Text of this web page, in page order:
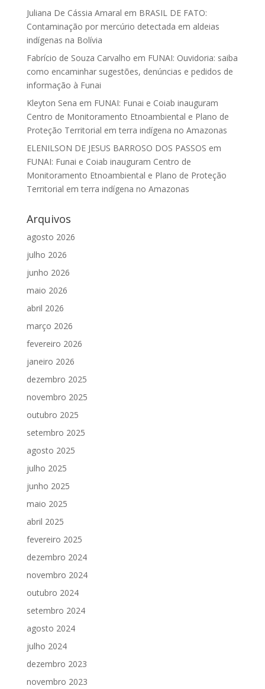
Juliana De Cássia Amaral em BRASIL DE FATO:
Contaminação por mercúrio detectada em aldeias
indígenas na Bolívia
Fabrício de Souza Carvalho em FUNAI: Ouvidoria: saiba
como encaminhar sugestões, denúncias e pedidos de
informação à Funai
Kleyton Sena em FUNAI: Funai e Coiab inauguram
Centro de Monitoramento Etnoambiental e Plano de
Proteção Territorial em terra indígena no Amazonas
ELENILSON DE JESUS BARROSO DOS PASSOS em
FUNAI: Funai e Coiab inauguram Centro de
Monitoramento Etnoambiental e Plano de Proteção
Territorial em terra indígena no Amazonas
Arquivos
agosto 2026
julho 2026
junho 2026
maio 2026
abril 2026
março 2026
fevereiro 2026
janeiro 2026
dezembro 2025
novembro 2025
outubro 2025
setembro 2025
agosto 2025
julho 2025
junho 2025
maio 2025
abril 2025
fevereiro 2025
dezembro 2024
novembro 2024
outubro 2024
setembro 2024
agosto 2024
julho 2024
dezembro 2023
novembro 2023